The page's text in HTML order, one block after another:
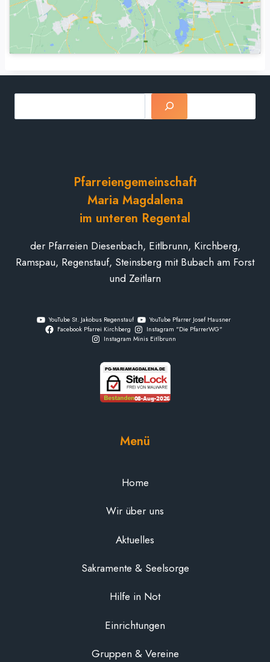
Suchen
Pfarreiengemeinschaft
Maria Magdalena
im unteren Regental
der Pfarreien Diesenbach, Eitlbrunn, Kirchberg,
Ramspau, Regenstauf, Steinsberg mit Bubach am Forst
und Zeitlarn
YouTube St. Jakobus Regenstauf
YouTube Pfarrer Josef Hausner
Facebook Pfarrei Kirchberg
Instagram "Die PfarrerWG"
Instagram Minis Eitlbrunn
Menü
Home
Wir über uns
Aktuelles
Sakramente & Seelsorge
Hilfe in Not
Einrichtungen
Gruppen & Vereine